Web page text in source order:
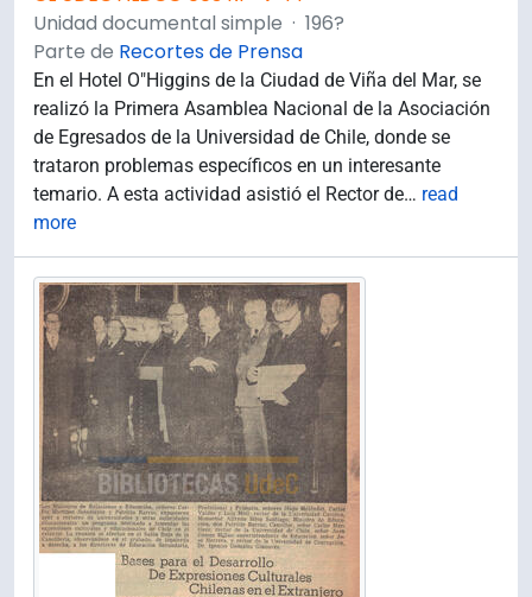
Unidad documental simple · 196?
Parte de Recortes de Prensa
En el Hotel O"Higgins de la Ciudad de Viña del Mar, se
realizó la Primera Asamblea Nacional de la Asociación
de Egresados de la Universidad de Chile, donde se
trataron problemas específicos en un interesante
temario. A esta actividad asistió el Rector de… read
more